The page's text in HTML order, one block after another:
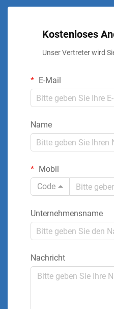
Kostenloses
Unser Vertreter wird
E-Mail
Name
Mobil
Code
Unternehmensname
Nachricht